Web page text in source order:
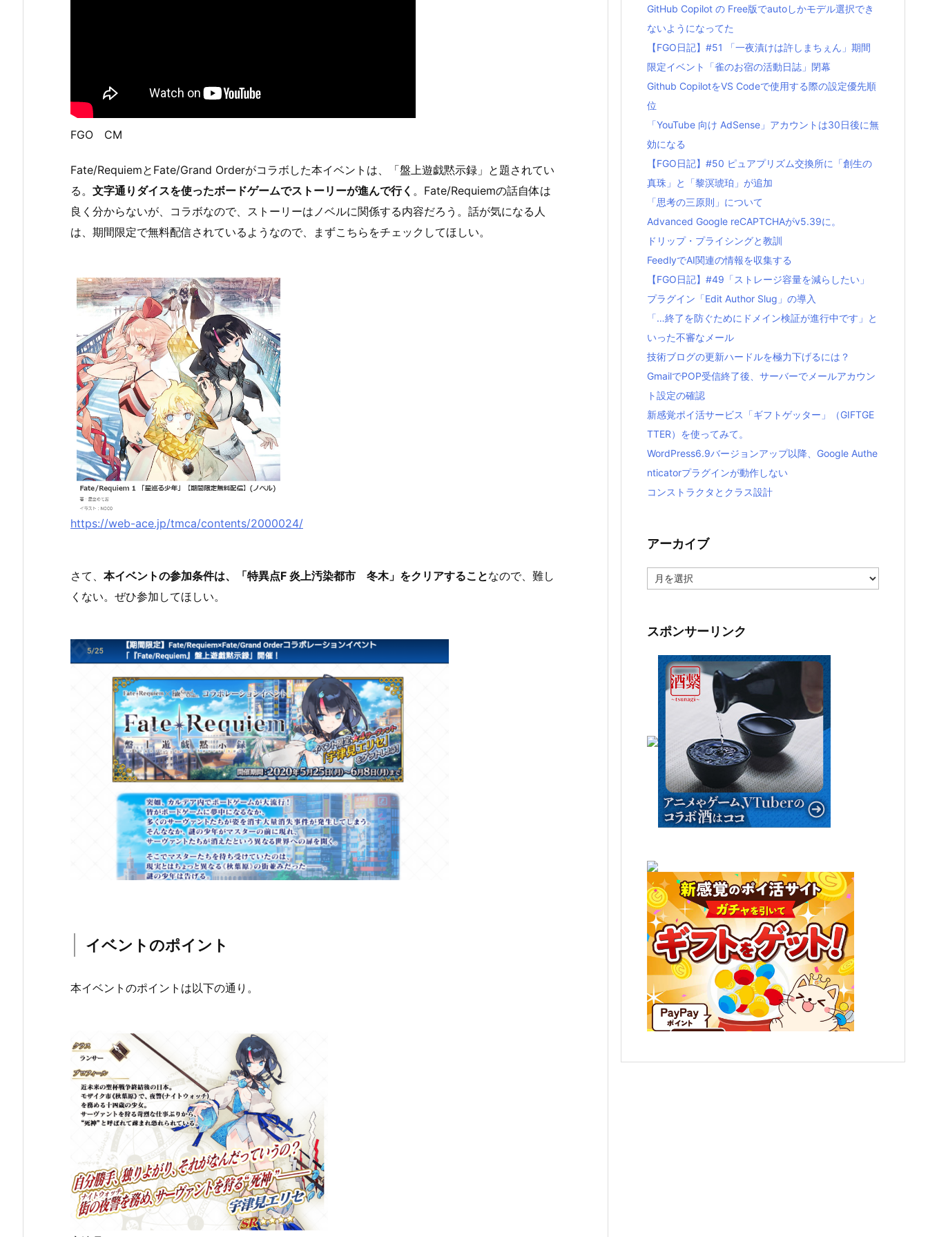
FGO CM
Fate/RequiemとFate/Grand Orderがコラボした本イベントは、「盤上遊戯黙示録」と題されてい
る。 文字通りダイスを使ったボードゲームでストーリーが進んで行く 。Fate/Requiemの話自体は
良く分からないが、コラボなので、ストーリーはノベルに関係する内容だろう。話が気になる人
は、期間限定で無料配信されているようなので、まずこちらをチェックしてほしい。
https://web-ace.jp/tmca/contents/2000024/
さて、 本イベントの参加条件は、「特異点F 炎上汚染都市 冬木」をクリアすることなので、難し
くない。ぜひ参加してほしい。
イベントのポイント
本イベントのポイントは以下の通り。
GitHub Copilot の Free版でautoしかモデル選択でき
ないようになってた
【FGO日記】#51 「一夜漬けは許しまちぇん」期間
限定イベント「雀のお宿の活動日誌」閉幕
Github CopilotをVS Codeで使用する際の設定優先順
位
「YouTube 向け AdSense」アカウントは30日後に無
効になる
【FGO日記】#50 ピュアプリズム交換所に「創生の
真珠」と「黎溟琥珀」が追加
「思考の三原則」について
Advanced Google reCAPTCHAがv5.39に。
ドリップ・プライシングと教訓
FeedlyでAI関連の情報を収集する
【FGO日記】#49「ストレージ容量を減らしたい」
プラグイン「Edit Author Slug」の導入
「…終了を防ぐためにドメイン検証が進行中です」と
いった不審なメール
技術ブログの更新ハードルを極力下げるには？
GmailでPOP受信終了後、サーバーでメールアカウン
ト設定の確認
新感覚ポイ活サービス「ギフトゲッター」（GIFTGE
TTER）を使ってみて。
WordPress6.9バージョンアップ以降、Google Authe
nticatorプラグインが動作しない
コンストラクタとクラス設計
アーカイブ
ー
ブ
スポンサーリンク